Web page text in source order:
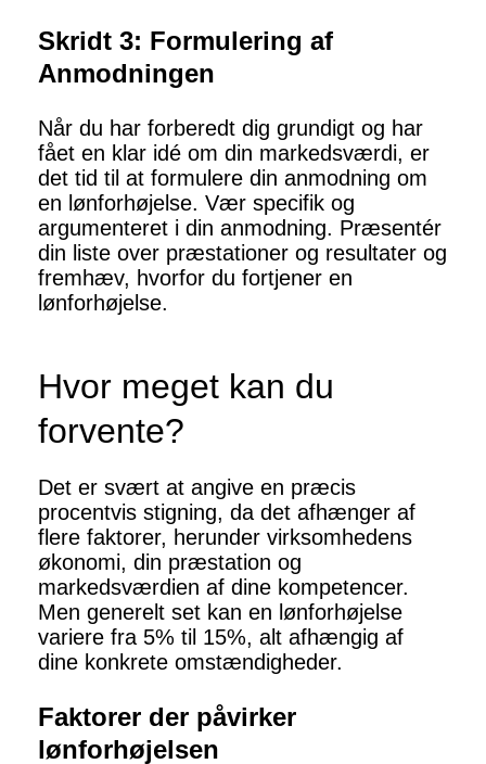
Skridt 3: Formulering af
Anmodningen
Når du har forberedt dig grundigt og har
fået en klar idé om din markedsværdi, er
det tid til at formulere din anmodning om
en lønforhøjelse. Vær specifik og
argumenteret i din anmodning. Præsentér
din liste over præstationer og resultater og
fremhæv, hvorfor du fortjener en
lønforhøjelse.
Hvor meget kan du
forvente?
Det er svært at angive en præcis
procentvis stigning, da det afhænger af
flere faktorer, herunder virksomhedens
økonomi, din præstation og
markedsværdien af dine kompetencer.
Men generelt set kan en lønforhøjelse
variere fra 5% til 15%, alt afhængig af
dine konkrete omstændigheder.
Faktorer der påvirker
lønforhøjelsen